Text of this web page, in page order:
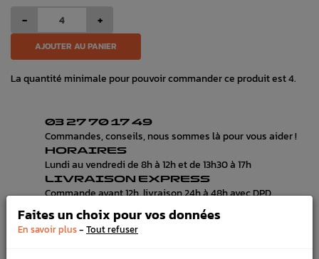
- +
AJOUTER AU PANIER
La quantité minimale pour pouvoir commander ce produit est 4.
03 27 70 17 49
Commandes, conseils, nous sommes là pour vous aider !
HORAIRES
Lundi au vendredi de 8h à 12h et de 13h30 à 17h
LIVRAISON EXPRESS
Commande avant 12h, livraison 24h à 48h avec DPD
PAIEMENT CB
100% sécurisé, payez en 3x, 4x ou 10x avec frais votre
commande
Faites un choix pour vos données
En savoir plus- Tout refuser